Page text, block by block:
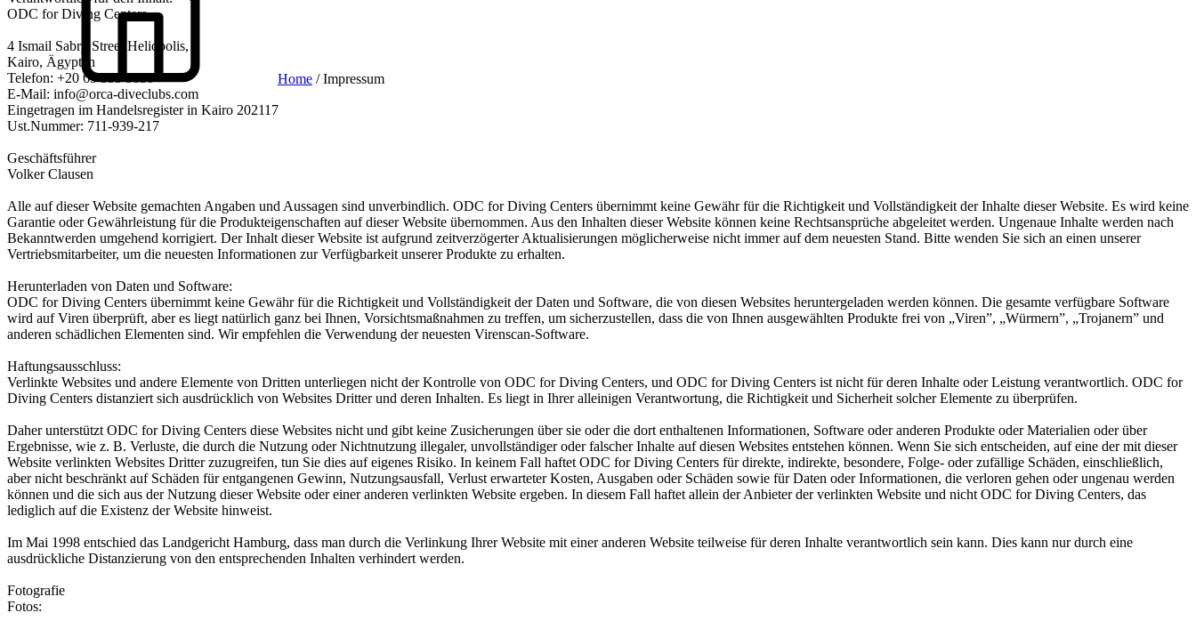
Home / Impressum
ODC for Diving Centers
4 Ismail Sabry Street Heliopolis,
Kairo, Ägypten
Telefon: +20 65 355 5850
E-Mail: info@orca-diveclubs.com
Eingetragen im Handelsregister in Kairo 202117
Ust.Nummer: 711-939-217
Geschäftsführer
Volker Clausen
Alle auf dieser Website gemachten Angaben und Aussagen sind unverbindlich. ODC for Diving Centers übernimmt keine Gewähr für die Richtigkeit und Vollständigkeit der Inhalte dieser Website. Es wird keine
Garantie oder Gewährleistung für die Produkteigenschaften auf dieser Website übernommen. Aus den Inhalten dieser Website können keine Rechtsansprüche abgeleitet werden. Ungenaue Inhalte werden nach
Bekanntwerden umgehend korrigiert. Der Inhalt dieser Website ist aufgrund zeitverzögerter Aktualisierungen möglicherweise nicht immer auf dem neuesten Stand. Bitte wenden Sie sich an einen unserer
Vertriebsmitarbeiter, um die neuesten Informationen zur Verfügbarkeit unserer Produkte zu erhalten.
Herunterladen von Daten und Software:
ODC for Diving Centers übernimmt keine Gewähr für die Richtigkeit und Vollständigkeit der Daten und Software, die von diesen Websites heruntergeladen werden können. Die gesamte verfügbare Software
wird auf Viren überprüft, aber es liegt natürlich ganz bei Ihnen, Vorsichtsmaßnahmen zu treffen, um sicherzustellen, dass die von Ihnen ausgewählten Produkte frei von „Viren”, „Würmern”, „Trojanern” und
anderen schädlichen Elementen sind. Wir empfehlen die Verwendung der neuesten Virenscan-Software.
Haftungsausschluss:
Verlinkte Websites und andere Elemente von Dritten unterliegen nicht der Kontrolle von ODC for Diving Centers, und ODC for Diving Centers ist nicht für deren Inhalte oder Leistung verantwortlich. ODC for
Diving Centers distanziert sich ausdrücklich von Websites Dritter und deren Inhalten. Es liegt in Ihrer alleinigen Verantwortung, die Richtigkeit und Sicherheit solcher Elemente zu überprüfen.
Daher unterstützt ODC for Diving Centers diese Websites nicht und gibt keine Zusicherungen über sie oder die dort enthaltenen Informationen, Software oder anderen Produkte oder Materialien oder über
Ergebnisse, wie z. B. Verluste, die durch die Nutzung oder Nichtnutzung illegaler, unvollständiger oder falscher Inhalte auf diesen Websites entstehen können. Wenn Sie sich entscheiden, auf eine der mit dieser
Website verlinkten Websites Dritter zuzugreifen, tun Sie dies auf eigenes Risiko. In keinem Fall haftet ODC for Diving Centers für direkte, indirekte, besondere, Folge- oder zufällige Schäden, einschließlich,
aber nicht beschränkt auf Schäden für entgangenen Gewinn, Nutzungsausfall, Verlust erwarteter Kosten, Ausgaben oder Schäden sowie für Daten oder Informationen, die verloren gehen oder ungenau werden
können und die sich aus der Nutzung dieser Website oder einer anderen verlinkten Website ergeben. In diesem Fall haftet allein der Anbieter der verlinkten Website und nicht ODC for Diving Centers, das
lediglich auf die Existenz der Website hinweist.
Im Mai 1998 entschied das Landgericht Hamburg, dass man durch die Verlinkung Ihrer Website mit einer anderen Website teilweise für deren Inhalte verantwortlich sein kann. Dies kann nur durch eine
ausdrückliche Distanzierung von den entsprechenden Inhalten verhindert werden.
Fotografie
Fotos: